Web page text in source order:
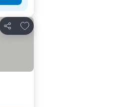
Delen
Toevoegen aan favorieten